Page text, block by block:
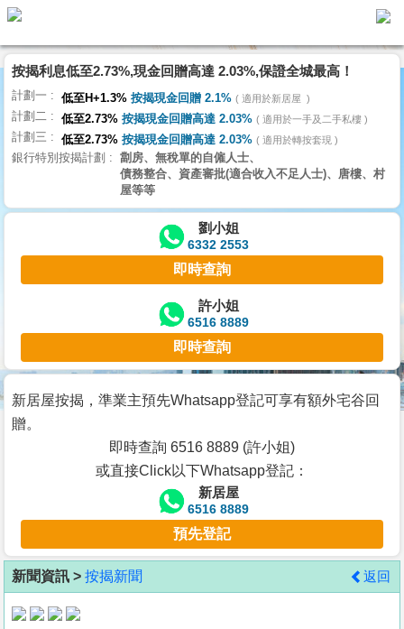
代
理
主
頁
搵
樓/
交
業
主
宅
谷
按
客
地
產
按揭利息低至2.73%,現金回贈高達 2.03%,保證全城最高！
計劃一 低至H+1.3% 按揭現金回贈 2.1% 適用於新居屋
計劃二 低至2.73% 按揭現金回贈高達 2.03% 適用於一手及二手私樓
計劃三 低至2.73% 按揭現金回贈高達 2.03% 適用於轉按套現
銀行特別按揭計劃
劏房、無稅單的自僱人士、
債務整合、資產審批(適合收入不足人士)、唐樓、村
屋等等
劉小姐
6332 2553
即時查詢
許小姐
6516 8889
即時查詢
新居屋按揭，準業主預先Whatsapp登記可享有額外宅谷回
贈。
即時查詢 6516 8889 (許小姐)
或直接Click以下Whatsapp登記：
新居屋
6516 8889
預先登記
新聞資訊 > 按揭新聞 返回